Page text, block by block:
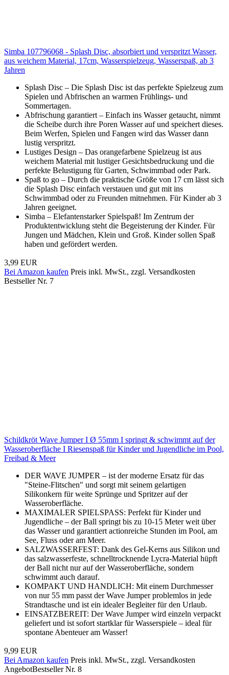
Simba 107796068 - Splash Disc, absorbiert und verspritzt Wasser,
aus weichem Material, 17cm, Wasserspielzeug, Wasserspaß, ab 3
Jahren
Splash Disc – Die Splash Disc ist das perfekte Spielzeug zum
Spielen und Abfrischen an warmen Frühlings- und
Sommertagen.
Abfrischung garantiert – Einfach ins Wasser getaucht, nimmt
die Scheibe durch ihre Poren Wasser auf und speichert dieses.
Beim Werfen, Spielen und Fangen wird das Wasser dann
lustig verspritzt.
Lustiges Design – Das orangefarbene Spielzeug ist aus
weichem Material mit lustiger Gesichtsbedruckung und die
perfekte Belustigung für Garten, Schwimmbad oder Park.
Spaß to go – Durch die praktische Größe von 17 cm lässt sich
die Splash Disc einfach verstauen und gut mit ins
Schwimmbad oder zu Freunden mitnehmen. Für Kinder ab 3
Jahren geeignet.
Simba – Elefantenstarker Spielspaß! Im Zentrum der
Produktentwicklung steht die Begeisterung der Kinder. Für
Jungen und Mädchen, Klein und Groß. Kinder sollen Spaß
haben und gefördert werden.
3,99 EUR
Bei Amazon kaufen Preis inkl. MwSt., zzgl. Versandkosten
Bestseller Nr. 7
Schildkröt Wave Jumper I Ø 55mm I springt & schwimmt auf der
Wasseroberfläche I Riesenspaß für Kinder und Jugendliche im Pool,
Freibad & Meer
DER WAVE JUMPER – ist der moderne Ersatz für das
"Steine-Flitschen" und sorgt mit seinem gelartigen
Silikonkern für weite Sprünge und Spritzer auf der
Wasseroberfläche.
MAXIMALER SPIELSPASS: Perfekt für Kinder und
Jugendliche – der Ball springt bis zu 10-15 Meter weit über
das Wasser und garantiert actionreiche Stunden im Pool, am
See, Fluss oder am Meer.
SALZWASSERFEST: Dank des Gel-Kerns aus Silikon und
das salzwasserfeste, schnelltrocknende Lycra-Material hüpft
der Ball nicht nur auf der Wasseroberfläche, sondern
schwimmt auch darauf.
KOMPAKT UND HANDLICH: Mit einem Durchmesser
von nur 55 mm passt der Wave Jumper problemlos in jede
Strandtasche und ist ein idealer Begleiter für den Urlaub.
EINSATZBEREIT: Der Wave Jumper wird einzeln verpackt
geliefert und ist sofort startklar für Wasserspiele – ideal für
spontane Abenteuer am Wasser!
9,99 EUR
Bei Amazon kaufen Preis inkl. MwSt., zzgl. Versandkosten
AngebotBestseller Nr. 8